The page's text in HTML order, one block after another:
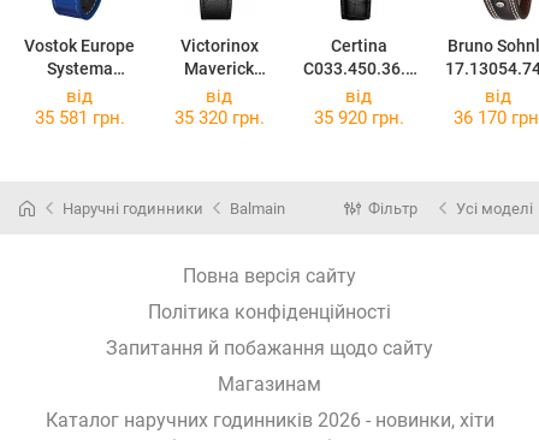
Vostok Europe
Systema
Periodicum
Hydrogen
Victorinox
Maverick
Chrono
V241786
Certina
C033.450.36.0
51.00
Bruno
від
35 581 грн.
від
35 320 грн.
від
35 920 грн.
від
36 170
Наручні годинники Balmain Фільтр Усі моделі
Повна версія сайту
Політика конфіденційності
Запитання й побажання щодо сайту
Магазинам
Каталог наручних годинників 2026 - новинки, хіти